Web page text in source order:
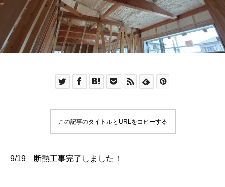
この記事のタイトルとURLをコピーする
9/19 断熱工事完了しました！